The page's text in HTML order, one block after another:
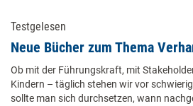
Testgelesen
Neue Bücher zum Thema
Ob mit der Führungskraft, mit
Kindern – täglich stehen wir vor
sollte man sich durchsetzen, wann